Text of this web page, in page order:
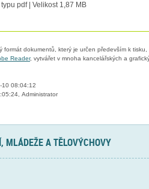
pdf | Velikost 1,87 MB
formát dokumentů, který je určen především k
Reader, vytvářet v mnoha kancelářských a
10 08:04:12
Administrator
MLÁDEŽE A TĚLOVÝCHOVY